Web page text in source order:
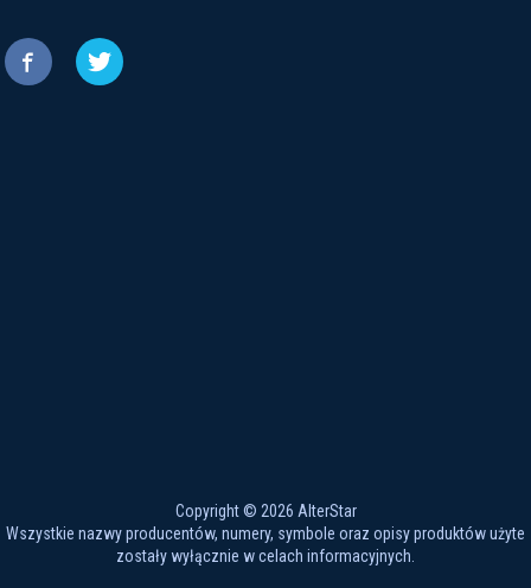
 
Copyright © 2026 AlterStar
Wszystkie nazwy producentów, numery, symbole oraz opisy produktów użyte
zostały wyłącznie w celach informacyjnych.